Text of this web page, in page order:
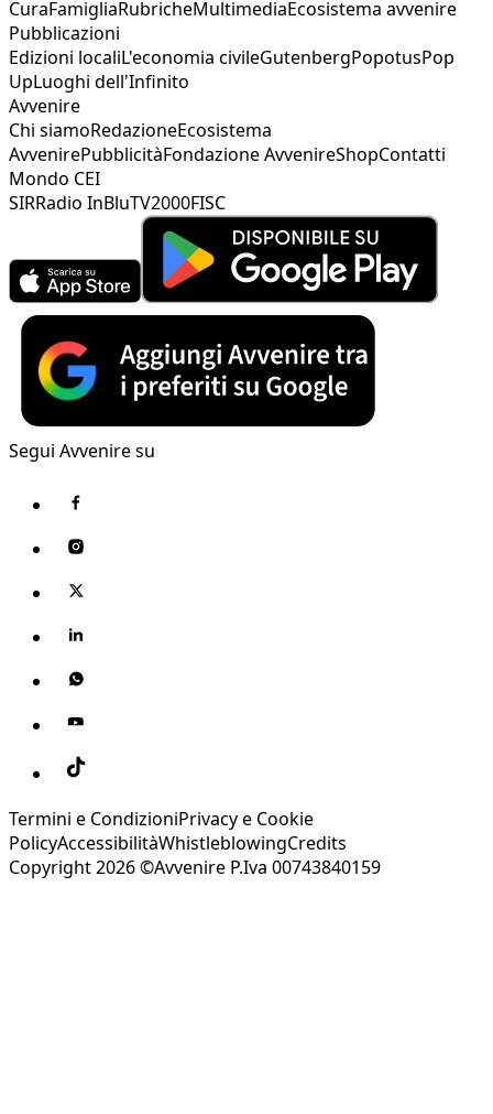
CuraFamigliaRubricheMultimediaEcosistema avvenire
Pubblicazioni
Edizioni localiL'economia civileGutenbergPopotusPop
UpLuoghi dell'Infinito
Avvenire
Chi siamoRedazioneEcosistema
AvvenirePubblicitàFondazione AvvenireShopContatti
Mondo CEI
SIRRadio InBluTV2000FISC
Segui Avvenire su
Termini e CondizioniPrivacy e Cookie
PolicyAccessibilitàWhistleblowingCredits
Copyright 2026 ©Avvenire P.Iva 00743840159